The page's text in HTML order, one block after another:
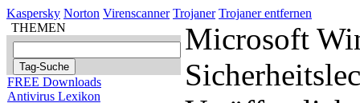
Kaspersky Norton Virenscanner Trojaner Trojaner entfernen
THEMEN
FREE Downloads
Antivirus Lexikon
Microsoft